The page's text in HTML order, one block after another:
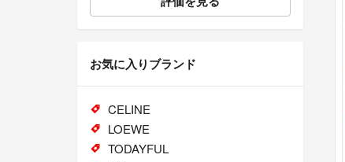
お気に入りブランド
CELINE
LOEWE
TODAYFUL